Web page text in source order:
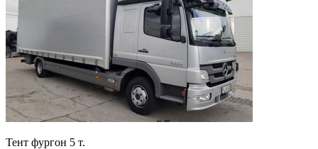
Тент фургон 5 т.